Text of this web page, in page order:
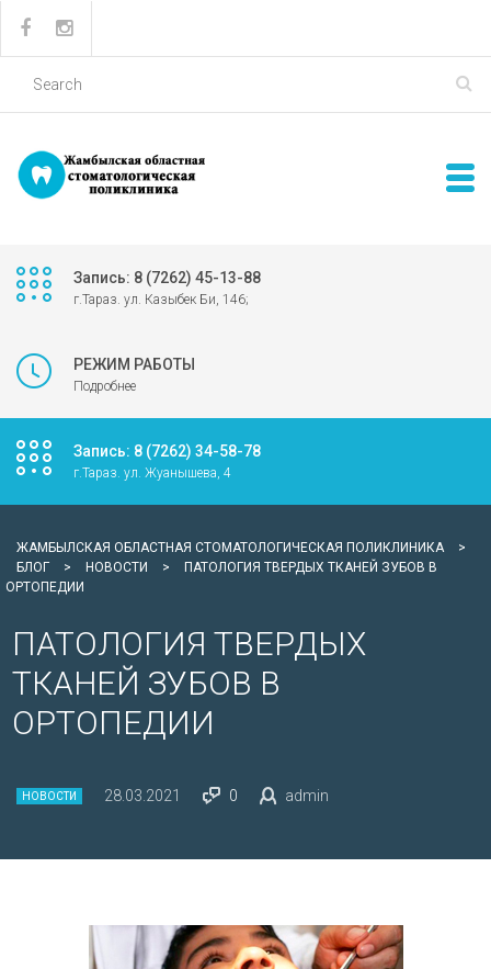
Запись: 8 (7262) 45-13-88
г.Тараз. ул. Казыбек Би, 146;
РЕЖИМ РАБОТЫ
Подробнее
Запись: 8 (7262) 34-58-78
г.Тараз. ул. Жуанышева, 4
ЖАМБЫЛСКАЯ ОБЛАСТНАЯ СТОМАТОЛОГИЧЕСКАЯ ПОЛИКЛИНИКА
>
БЛОГ
> НОВОСТИ >
ПАТОЛОГИЯ ТВЕРДЫХ ТКАНЕЙ ЗУБОВ В
ОРТОПЕДИИ
ПАТОЛОГИЯ ТВЕРДЫХ
ТКАНЕЙ ЗУБОВ В
ОРТОПЕДИИ
НОВОСТИ 28.03.2021 0 admin